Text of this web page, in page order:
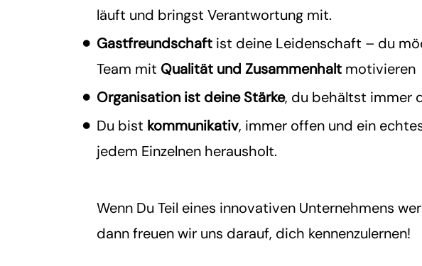
läuft und bringst Verantwortung mit.
Gastfreundschaft ist deine Leidenschaft – du
Team mit Qualität und Zusammenhalt motivieren
Organisation ist deine Stärke, du behältst immer
Du bist kommunikativ, immer offen und ein
jedem Einzelnen herausholt.
Wenn Du Teil eines innovativen Unternehmens
dann freuen wir uns darauf, dich kennenzulernen!